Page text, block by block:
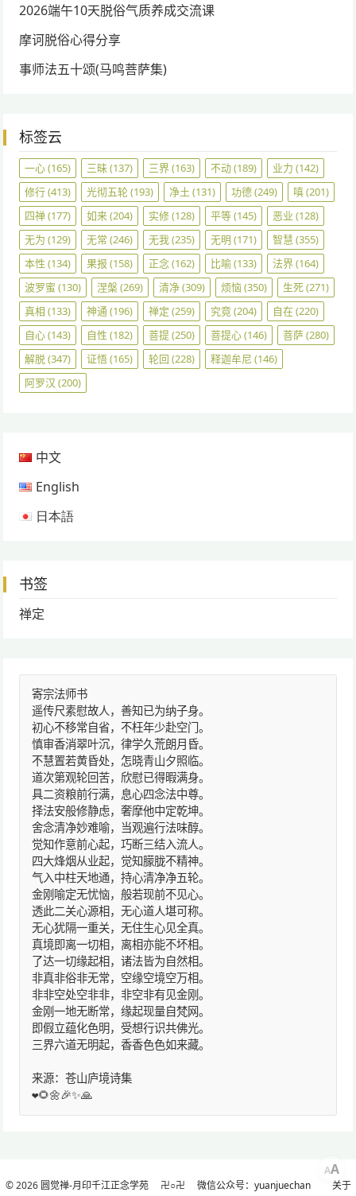
2026端午10天脱俗气质养成交流课
摩诃脱俗心得分享
事师法五十颂(马鸣菩萨集)
标签云
一心(165) 三昧(137) 三界(163) 不动(189) 业力 (142)
修行(413) 光彻五轮(193) 净土 (131) 功德(249) 嗔(201)
四禅(177) 如来(204) 实修(128) 平等(145) 恶业 (128)
无为 (129) 无常 (246) 无我(235) 无明 (171) 智慧 (355)
本性 (134) 果报 (158) 正念(162) 比喻(133) 法界(164)
波罗蜜 (130) 涅槃(269) 清净(309) 烦恼(350) 生死(271)
真相 (133) 神通 (196) 禅定 (259) 究竟(204) 自在(220)
自心(143) 自性 (182) 菩提(250) 菩提心(146) 菩萨(280)
解脱(347) 证悟(165) 轮回 (228) 释迦牟尼 (146)
阿罗汉 (200)
中文
English
日本語
书签
禅定
寄宗法师书
遥传尺素慰故人，善知已为纳子身。
初心不移常自省，不枉年少赴空门。
慎审香消翠叶沉，律学久荒朗月昏。
不慧置若黄昏处，怎晓青山夕照临。
道次第观轮回苦，欣慰已得暇满身。
具二资粮前行满，息心四念法中尊。
择法安般修静虑，奢摩他中定乾坤。
舍念清净妙难喻，当观遍行法味醇。
觉知作意前心起，巧断三结入流人。
四大烽烟从业起，觉知朦胧不精神。
气入中柱天地通，持心清净净五轮。
金刚喻定无忧恼，般若现前不见心。
透此二关心源相，无心道人堪可称。
无心犹隔一重关，无住生心见全真。
真境即离一切相，离相亦能不坏相。
了达一切缘起相，诸法皆为自然相。
非真非俗非无常，空缘空境空万相。
非非空处空非非，非空非有见金刚。
金刚一地无断常，缘起现量自梵网。
即假立蕴化色明，受想行识共佛光。
三界六道无明起，香香色色如来藏。
来源：苍山庐境诗集
❤️🌻🌼🎉✨🙏
© 2026 圆觉禅-月印千江正念学苑卍○卍 微信公众号：yuanjuechan 关于
AA